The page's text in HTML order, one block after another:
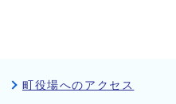
町役場へのアクセス